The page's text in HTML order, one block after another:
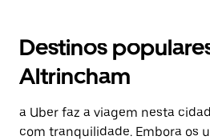
Destinos
Altrincham
a Uber faz a viagem nesta
com tranquilidade. Embora os